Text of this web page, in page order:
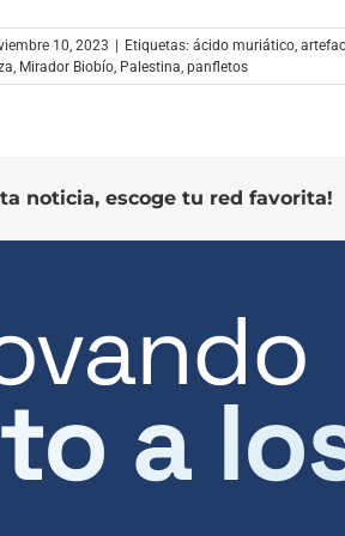
10, 2023 | Etiquetas: ácido muriático
Mirador Biobío Palestina panfletos
noticia, escoge tu red favorita!
a